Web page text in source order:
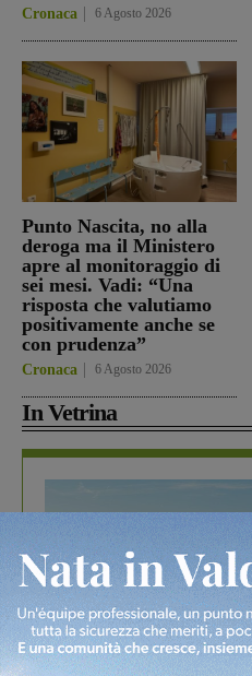
Cronaca 6 Agosto 2026
Punto Nascita, no alla
deroga ma il Ministero
apre al monitoraggio di
sei mesi. Vadi: “Una
risposta che valutiamo
positivamente anche se
con prudenza”
Cronaca 6 Agosto 2026
In Vetrina